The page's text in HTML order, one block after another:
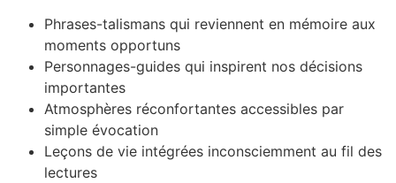
Phrases-talismans qui reviennent en mémoire aux
moments opportuns
Personnages-guides qui inspirent nos décisions
importantes
Atmosphères réconfortantes accessibles par
simple évocation
Leçons de vie intégrées inconsciemment au fil des
lectures